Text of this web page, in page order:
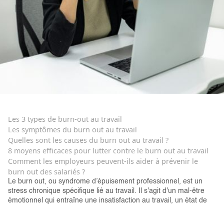
Les 3 types de burn-out au travail
Les symptômes du burn out au travail
Quelles sont les causes du burn out au travail ?
8 moyens efficaces pour lutter contre le burn out au travail
Comment les employeurs peuvent-ils aider à prévenir le
burn out des salariés ?
Le burn out, ou syndrome d’épuisement professionnel, est un
stress chronique spécifique lié au travail. Il s'agit d'un mal-être
émotionnel qui entraîne une insatisfaction au travail, un état de